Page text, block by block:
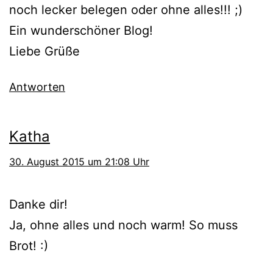
noch lecker belegen oder ohne alles!!! ;)
Ein wunderschöner Blog!
Liebe Grüße
Antworten
Katha
30. August 2015 um 21:08 Uhr
Danke dir!
Ja, ohne alles und noch warm! So muss
Brot! :)